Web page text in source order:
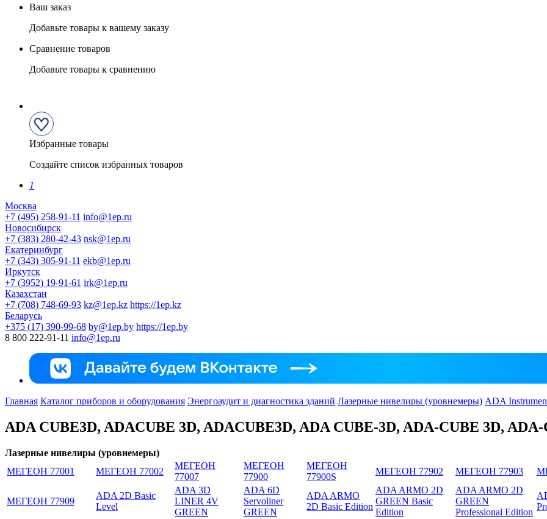
Ваш заказ
Добавьте товары к вашему заказу
Сравнение товаров
Добавьте товары к сравнению
Избранные товары
Создайте список избранных товаров
1
Москва
+7 (495) 258-91-11 info@1ep.ru
Новосибирск
+7 (383) 280-42-43 nsk@1ep.ru
Екатеринбург
+7 (343) 305-91-11 ekb@1ep.ru
Иркутск
+7 (3952) 19-91-61 irk@1ep.ru
Казахстан
+7 (708) 748-69-93 kz@1ep.kz https://1ep.kz
Беларусь
+375 (17) 390-99-68 by@1ep.by https://1ep.by
8 800 222-91-11 info@1ep.ru
Главная Каталог приборов и оборудования Энергоаудит и диагностика зданий Лазерные нивелиры (уровнемеры) ADA
ADA CUBE3D, ADACUBE 3D, ADACUBE3D, ADA CUBE-3D, ADA-CUBE 3D,
Лазерные нивелиры (уровнемеры)
МЕГЕОН 77001
МЕГЕОН 77002
МЕГЕОН
77007
МЕГЕОН
77900
МЕГЕОН
77900S
МЕГЕОН 77902 МЕГЕОН 77903
МЕГЕОН 77909
ADA 2D Basic
Level
ADA 3D
LINER 4V
GREEN
ADA 6D
Servoliner
GREEN
ADA ARMO
2D Basic Edition
ADA ARMO 2D
GREEN Basic
Edition
ADA ARMO 2D
GREEN
Professional Edition